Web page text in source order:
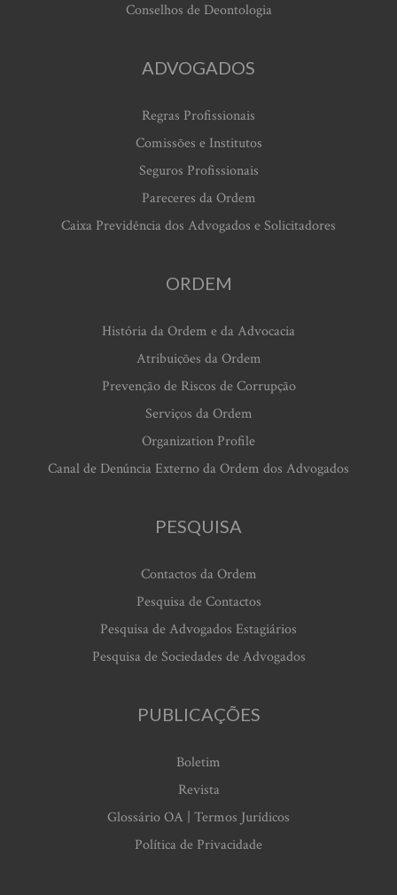
Conselhos de Deontologia
ADVOGADOS
Regras Profissionais
Comissões e Institutos
Seguros Profissionais
Pareceres da Ordem
Caixa Previdência dos Advogados e Solicitadores
ORDEM
História da Ordem e da Advocacia
Atribuições da Ordem
Prevenção de Riscos de Corrupção
Serviços da Ordem
Organization Profile
Canal de Denúncia Externo da Ordem dos Advogados
PESQUISA
Contactos da Ordem
Pesquisa de Contactos
Pesquisa de Advogados Estagiários
Pesquisa de Sociedades de Advogados
PUBLICAÇÕES
Boletim
Revista
Glossário OA | Termos Jurídicos
Política de Privacidade